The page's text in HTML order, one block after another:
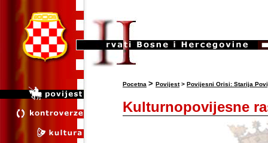
Pocetna > Povijest> Povijesni Orisi: Starija
Kulturnopovijesne